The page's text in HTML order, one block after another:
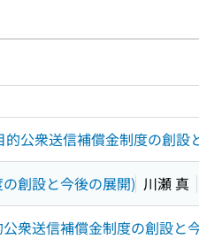
公衆送信補償金制度の創設
創設と今後の展開) 川瀬 真
衆送信補償金制度の創設と